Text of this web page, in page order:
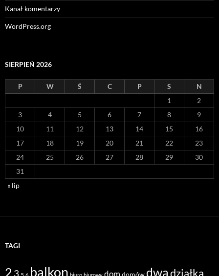
Kanał komentarzy
WordPress.org
SIERPIEŃ 2026
P W Ś C P S
N
1
2
3
4 5 6 7 8
9
10
11 12 13 14 15
16
17
18 19 20 21 22
23
24
25 26 27 28 29
30
31
« lip
TAGI
2 3 balkon dom domów dwadziałka